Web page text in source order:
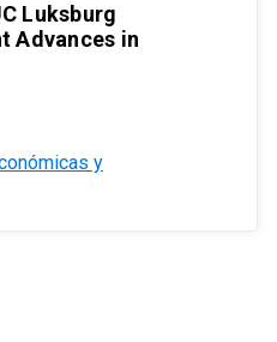
Luksburg
Advances in
y